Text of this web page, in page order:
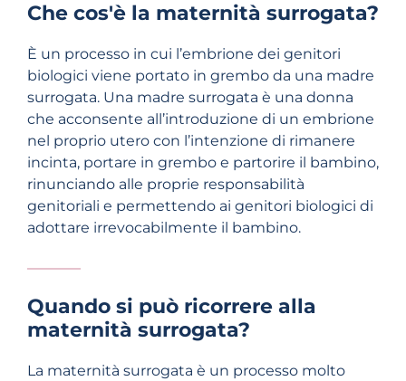
Che cos'è la maternità surrogata?
È un processo in cui l’embrione dei genitori
biologici viene portato in grembo da una madre
surrogata. Una madre surrogata è una donna
che acconsente all’introduzione di un embrione
nel proprio utero con l’intenzione di rimanere
incinta, portare in grembo e partorire il bambino,
rinunciando alle proprie responsabilità
genitoriali e permettendo ai genitori biologici di
adottare irrevocabilmente il bambino.
Quando si può ricorrere alla
maternità surrogata?
La maternità surrogata è un processo molto